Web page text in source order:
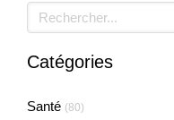
Rechercher
Catégories
Santé (80)